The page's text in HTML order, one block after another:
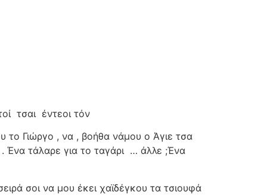
τσαι έντεοι τόν
το Γιώργο , να , βοήθα νάμου ο Άγιε τσα
τάλαρε για το ταγάρι … άλλε ;Ένα
σοι να μου έκει χαϊδέγκου τα τσιουφά